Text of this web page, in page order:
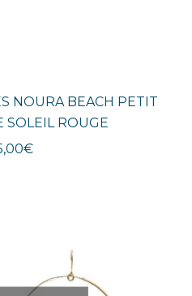
NOURA BEACH PETIT
SOLEIL ROUGE
€